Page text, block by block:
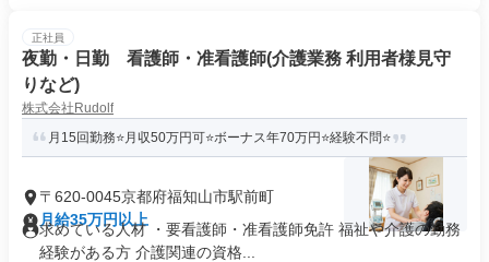
正社員
夜勤・日勤 看護師・准看護師(介護業務 利用者様見守
りなど)
株式会社Rudolf
月15回勤務⭐月収50万円可⭐ボーナス年70万円⭐経験不問⭐
〒620-0045京都府福知山市駅前町
月給35万円以上
求めている人材 ・要看護師・准看護師免許 福祉や介護の勤務
経験がある方 介護関連の資格...